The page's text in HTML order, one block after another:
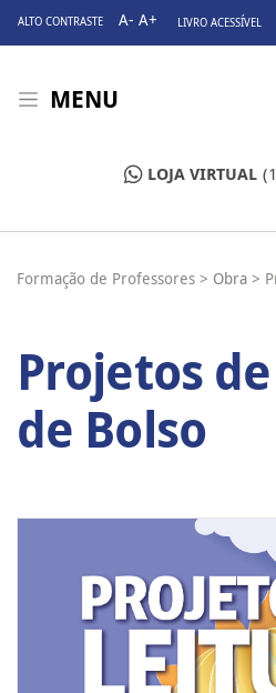
ALTO CONTRASTE A- A+ LIVRO ACESSÍVEL
MENU
LOJA VIRTUAL
Formação de Professores > Obra >
Projetos
de Bolso